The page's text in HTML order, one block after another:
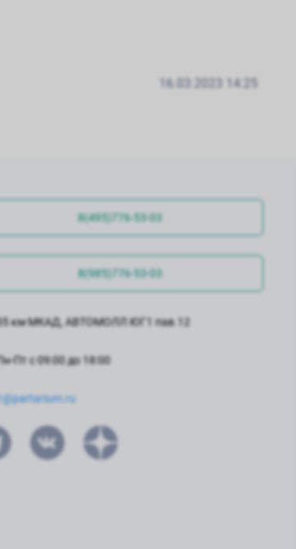
16.03.2023 14:25
8(495)776-53-03
8(985)776-53-03
км МКАД, АВТОМОЛЛ ЮГ1 пав.12
Пн-Пт с 09:00 до 18:00
1@partarium.ru